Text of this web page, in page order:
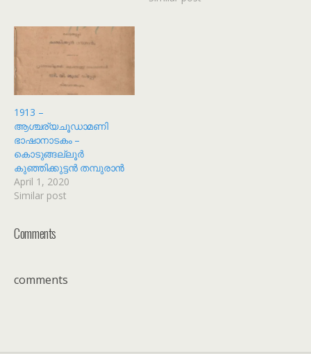
1913 –
ആശ്ചര്യചൂഡാമണി
ഭാഷാനാടകം –
കൊടുങ്ങല്ലൂർ
കുഞ്ഞിക്കുട്ടൻ തമ്പുരാൻ
April 1, 2020
Similar post
Comments
comments